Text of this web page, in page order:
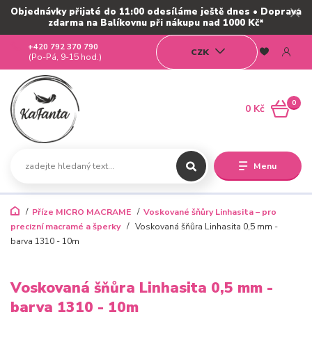
Objednávky přijaté do 11:00 odesíláme ještě dnes • Doprava
zdarma na Balíkovnu při nákupu nad 1000 Kč*
Menu
CZK
+420 792 370 790
(Po-Pá, 9-15 hod.)
0
0 Kč
Příze MICRO MACRAME
Voskované šňůry Linhasita – pro
precizní macramé a šperky
Voskovaná šňůra Linhasita 0,5 mm -
barva 1310 - 10m
Voskovaná šňůra Linhasita 0,5 mm -
barva 1310 - 10m